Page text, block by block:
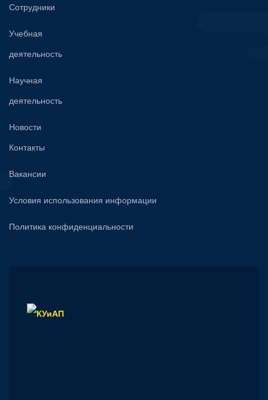
Сотрудники
Учебная
деятельность
Научная
деятельность
Новости
Контакты
Вакансии
Условия использования информации
Политика конфиденциальности